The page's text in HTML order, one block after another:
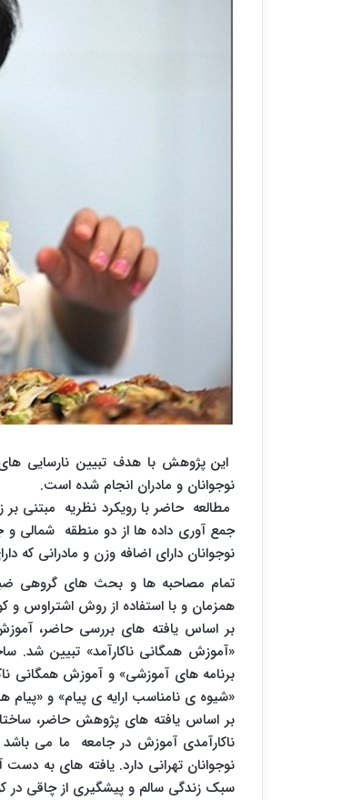
این پژوهش با هدف تبیین نارسایی
نوجوانان و مادران انجام شده است.
نوجوانان دارای اضافه وزن و مادرانی که
تمام مصاحبه ها و بحث های گروهی ضبط
همزمان و با استفاده از روش اشتراوس و
بر اساس یافته های بررسی حاضر،
«آموزش همگانی ناکارآمد» تبیین
برنامه های آموزشی» و آموزش همگانی
«شیوه ی نامناسب ارایه ی پیام» و
بر اساس یافته های پژوهش حاضر،
ناکارآمدی آموزش در جامعه ما می
نوجوانان تهرانی دارد. یافته های به
سبک زندگی سالم و پیشگیری از چاقی در